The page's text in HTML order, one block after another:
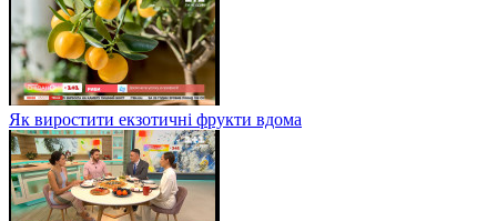
Як виростити екзотичні фрукти вдома